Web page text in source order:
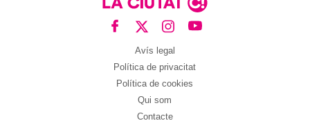
Avís legal
Política de privacitat
Política de cookies
Qui som
Contacte